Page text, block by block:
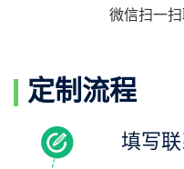
微信扫一
定制流程
填写